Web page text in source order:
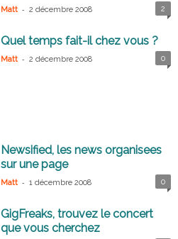
Matt - 2 décembre 2008 2
Quel temps fait-il chez vous ?
Matt - 2 décembre 2008 0
Newsified, les news organisees
sur une page
Matt - 1 décembre 2008 0
GigFreaks, trouvez le concert
que vous cherchez